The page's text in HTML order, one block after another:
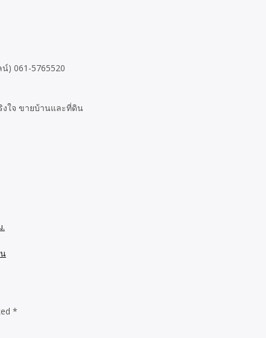
) 061-5765520
งใจ ขายบ้านและที่ดิน
.
*